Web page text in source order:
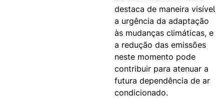
destaca de maneira visível
a urgência da adaptação
às mudanças climáticas, e
a redução das emissões
neste momento pode
contribuir para atenuar a
futura dependência de ar
condicionado.